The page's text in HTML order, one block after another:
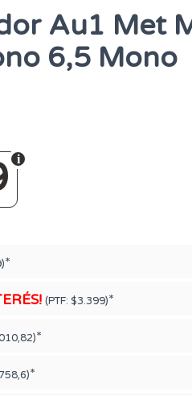
Au1 Met
6,5 Mono
*
(PTF: $3.399)*
*
*